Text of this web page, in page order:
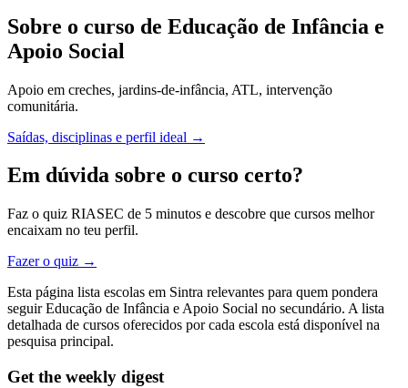
Sobre o curso de Educação de Infância e
Apoio Social
Apoio em creches, jardins-de-infância, ATL, intervenção
comunitária.
Saídas, disciplinas e perfil ideal →
Em dúvida sobre o curso certo?
Faz o quiz RIASEC de 5 minutos e descobre que cursos melhor
encaixam no teu perfil.
Fazer o quiz →
Esta página lista escolas em Sintra relevantes para quem pondera
seguir Educação de Infância e Apoio Social no secundário. A lista
detalhada de cursos oferecidos por cada escola está disponível na
pesquisa principal.
Get the weekly digest